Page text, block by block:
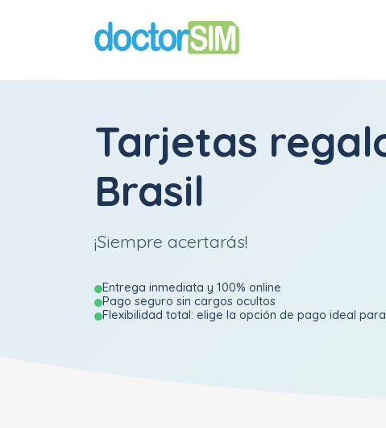
Tarjetas
Brasil
¡Siempre acertarás!
Entrega inmediata y 100% online
Pago seguro sin cargos ocultos
Flexibilidad total: elige la opción de pago ideal